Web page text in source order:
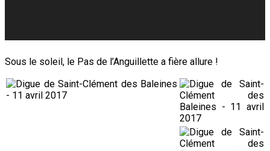
Sous le soleil, le Pas de l’Anguillette a fière allure !